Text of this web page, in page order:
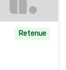
Retenue